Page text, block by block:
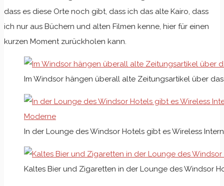
dass es diese Orte noch gibt, dass ich das alte Kairo, dass
ich nur aus Büchern und alten Filmen kenne, hier für einen
kurzen Moment zurückholen kann.
Im Windsor hängen überall alte Zeitungsartikel über
In der Lounge des Windsor Hotels gibt es Wireless
Kaltes Bier und Zigaretten in der Lounge des Windsor